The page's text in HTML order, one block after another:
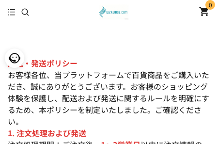
0
配送・発送ポリシー
お客様各位、当プラットフォームで百貨商品をご購入いた
だき、誠にありがとうございます。お客様のショッピング
体験を保護し、配送および発送に関するルールを明確にす
るため、本ポリシーを制定いたしました。ご確認くださ
い。
1. 注文処理および発送